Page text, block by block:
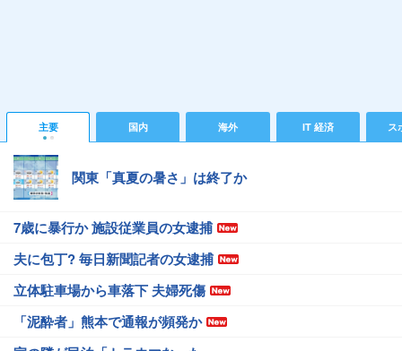
主要 国内 海外 IT 経済 ス
関東「真夏の暑さ」は終了か
7歳に暴行か 施設従業員の女逮捕
夫に包丁? 毎日新聞記者の女逮捕
立体駐車場から車落下 夫婦死傷
「泥酔者」熊本で通報が頻発か